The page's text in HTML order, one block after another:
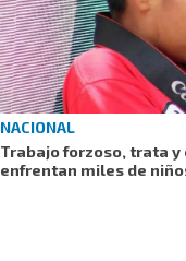
NACIONAL
Trabajo forzoso, trata
enfrentan miles de